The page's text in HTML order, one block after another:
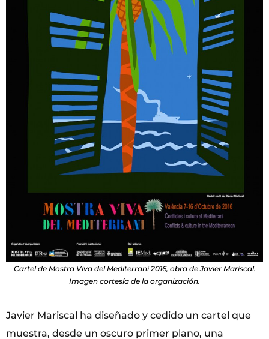
Cartel de Mostra Viva del Mediterrani 2016, obra de Javier Mariscal.
Imagen cortesía de la organización.
Javier Mariscal ha diseñado y cedido un cartel que
muestra, desde un oscuro primer plano, una